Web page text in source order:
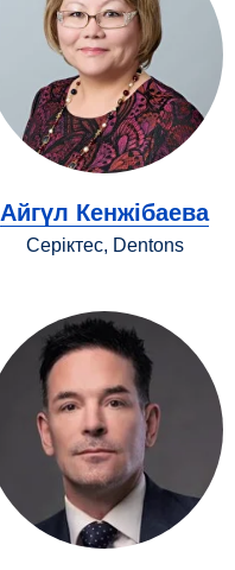
Айгүл Кенжібаева
Серіктес, Dentons